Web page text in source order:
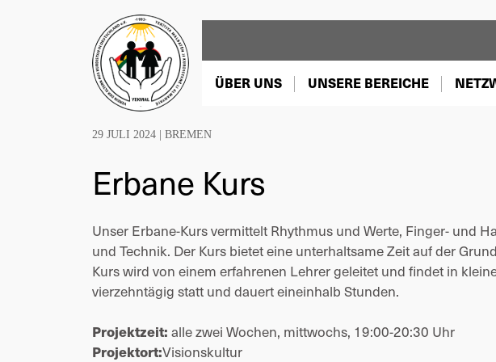
ÜBER UNS UNSERE BEREICHE
29 JULI 2024 | BREMEN
Erbane Kurs
Unser Erbane-Kurs vermittelt Rhythmus und Werte, Finger- und
und Technik. Der Kurs bietet eine unterhaltsame Zeit auf der
Kurs wird von einem erfahrenen Lehrer geleitet und findet in
vierzehntägig statt und dauert eineinhalb Stunden.
Projektzeit: alle zwei Wochen, mittwochs, 19:00-20:30 Uhr
Projektort:Visionskultur